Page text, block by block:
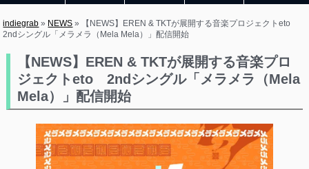
indiegrab » NEWS »
【NEWS】EREN & TKTが展開する音楽プロジェクトeto
2ndシングル「メラメラ（Mela Mela）」配信開始
【NEWS】EREN & TKTが展開する音楽プロ
ジェクトeto 2ndシングル「メラメラ（Mela
Mela）」配信開始